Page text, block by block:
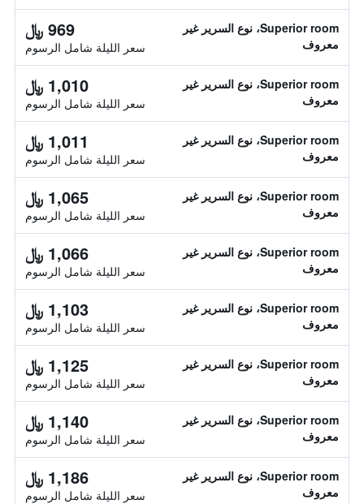
Superior room، نوع السرير غير
معروف
969 ﷼
سعر الليلة شامل الرسوم
Superior room، نوع السرير غير
معروف
1,010 ﷼
سعر الليلة شامل الرسوم
Superior room، نوع السرير غير
معروف
1,011 ﷼
سعر الليلة شامل الرسوم
Superior room، نوع السرير غير
معروف
1,065 ﷼
سعر الليلة شامل الرسوم
Superior room، نوع السرير غير
معروف
1,066 ﷼
سعر الليلة شامل الرسوم
Superior room، نوع السرير غير
معروف
1,103 ﷼
سعر الليلة شامل الرسوم
Superior room، نوع السرير غير
معروف
1,125 ﷼
سعر الليلة شامل الرسوم
Superior room، نوع السرير غير
معروف
1,140 ﷼
سعر الليلة شامل الرسوم
Superior room، نوع السرير غير
معروف
1,186 ﷼
سعر الليلة شامل الرسوم